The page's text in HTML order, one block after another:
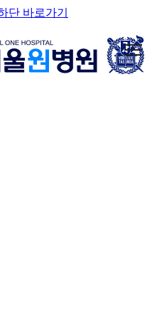
단 바로가기